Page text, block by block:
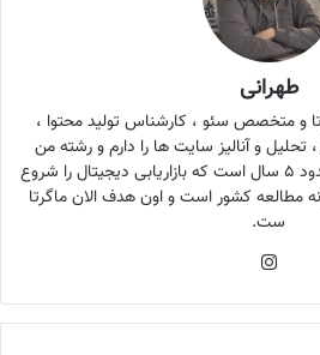
طهرانی
و متخصص سئو ، کارشناس تولید محتوا ،
سئو ، تحلیل و آنالیز سایت ها را دارم و رشته من
فناوری اطلاعات (IT) است . حدود ۵ سال است که بازاریابی دیجیتال را شروع
مطالعه کشور است و اون هدف الان ماگرتا
ست.